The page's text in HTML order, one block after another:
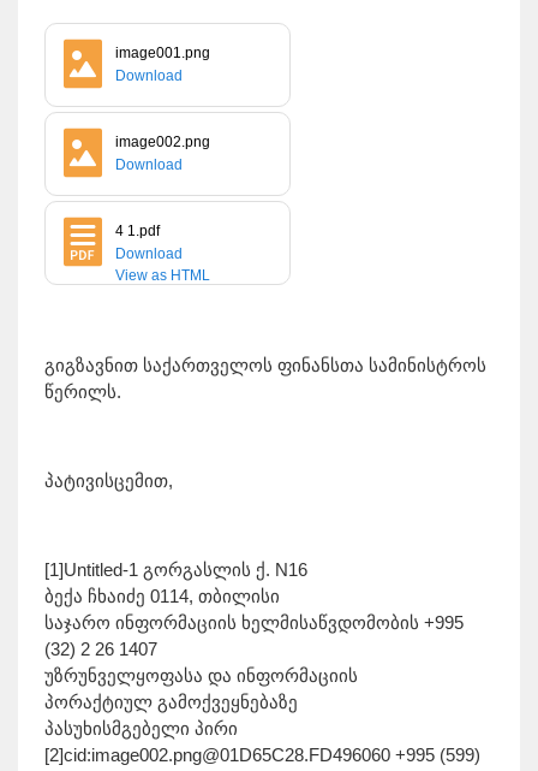
image001.png
Download
image002.png
Download
4 1.pdf
Download
View as HTML
გიგზავნით საქართველოს ფინანსთა სამინისტროს
წერილს.
პატივისცემით,
[1]Untitled-1 გორგასლის ქ. N16
ბექა ჩხაიძე 0114, თბილისი
საჯარო ინფორმაციის ხელმისაწვდომობის +995
(32) 2 26 1407
უზრუნველყოფასა და ინფორმაციის
პორაქტიულ გამოქვეყნებაზე
პასუხისმგებელი პირი
[2]cid:image002.png@01D65C28.FD496060 +995 (599)